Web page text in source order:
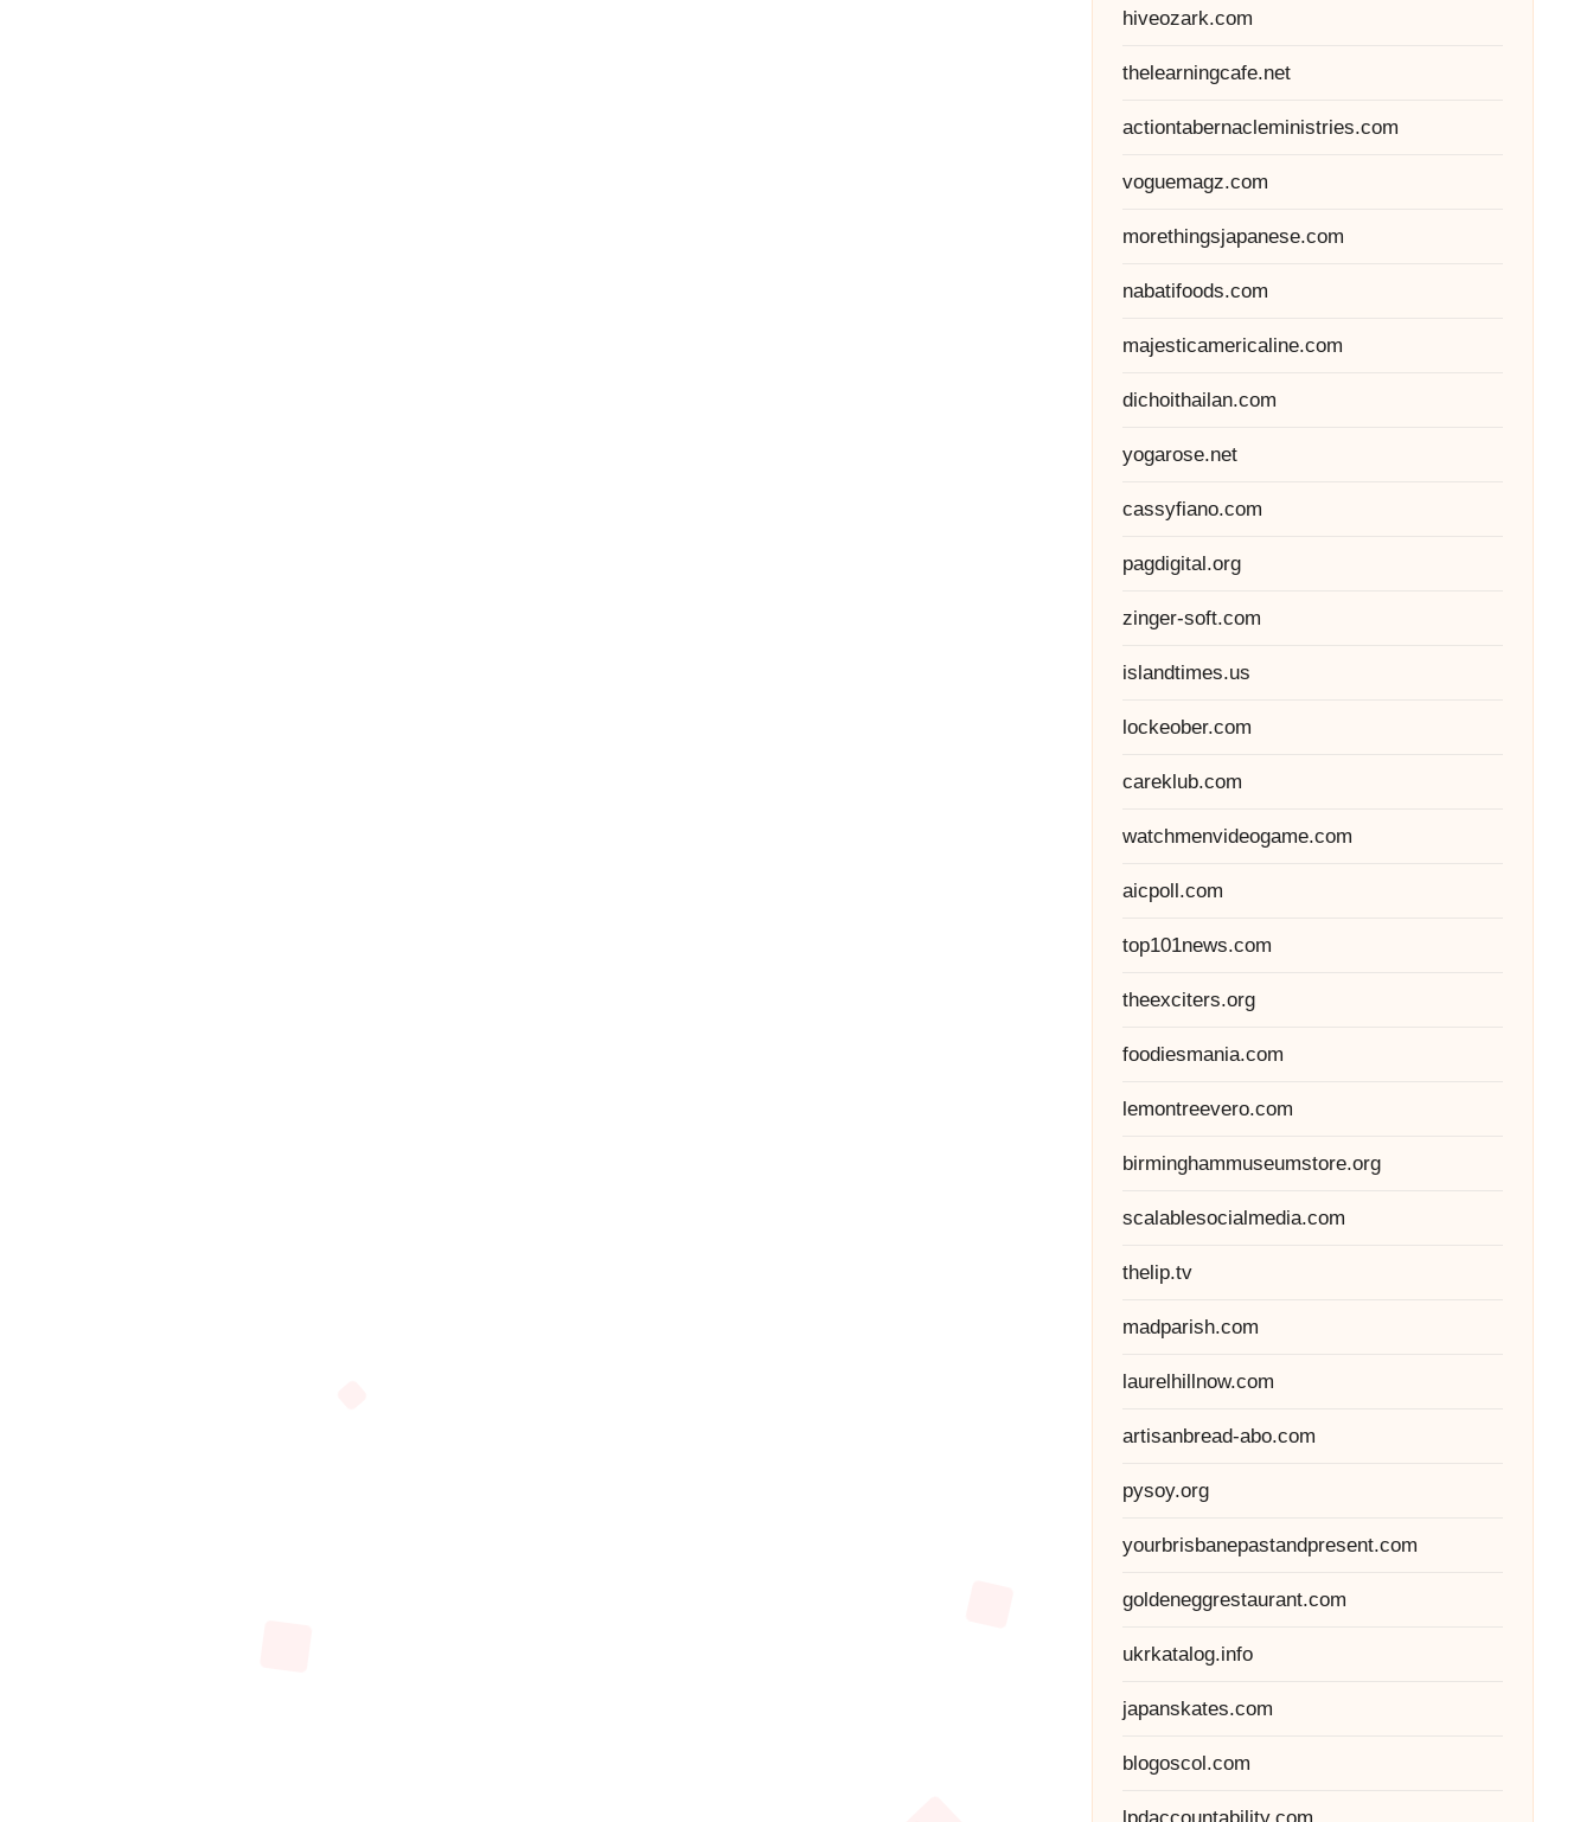
hiveozark.com
thelearningcafe.net
actiontabernacleministries.com
voguemagz.com
morethingsjapanese.com
nabatifoods.com
majesticamericaline.com
dichoithailan.com
yogarose.net
cassyfiano.com
pagdigital.org
zinger-soft.com
islandtimes.us
lockeober.com
careklub.com
watchmenvideogame.com
aicpoll.com
top101news.com
theexciters.org
foodiesmania.com
lemontreevero.com
birminghammuseumstore.org
scalablesocialmedia.com
thelip.tv
madparish.com
laurelhillnow.com
artisanbread-abo.com
pysoy.org
yourbrisbanepastandpresent.com
goldeneggrestaurant.com
ukrkatalog.info
japanskates.com
blogoscol.com